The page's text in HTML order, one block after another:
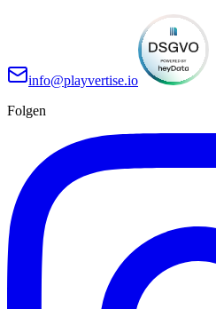
info@playvertise.io
Folgen